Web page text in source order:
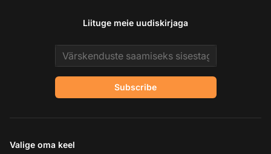
Liituge meie uudiskirjaga
Email address
Subscribe
Valige oma keel